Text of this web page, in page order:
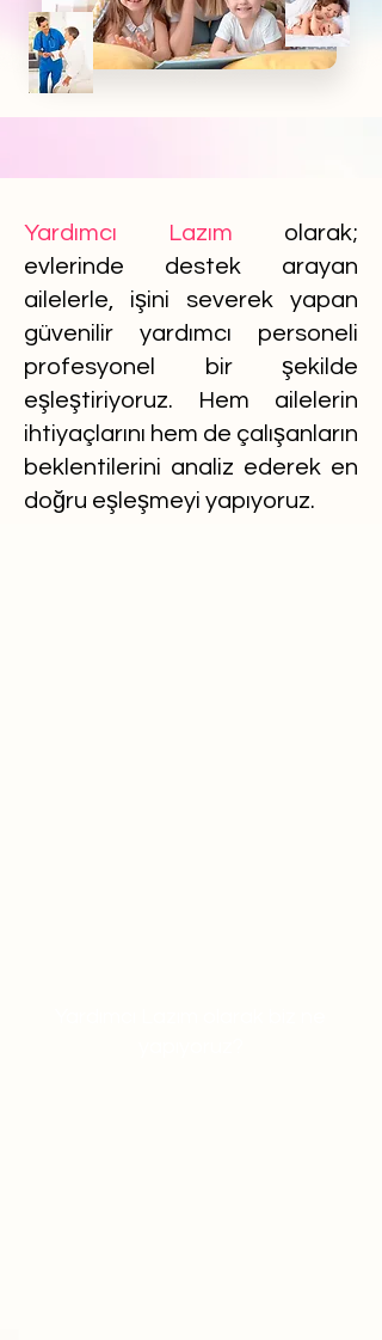
Yardımcı Lazım olarak;
evlerinde destek arayan
ailelerle, işini severek yapan
güvenilir yardımcı personeli
profesyonel bir şekilde
eşleştiriyoruz. Hem ailelerin
ihtiyaçlarını hem de çalışanların
beklentilerini analiz ederek en
doğru eşleşmeyi yapıyoruz.